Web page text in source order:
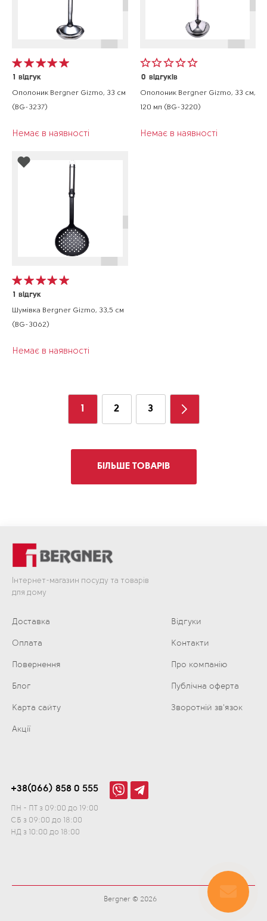
1 відгук
Ополоник Bergner Gizmo, 33 см
(BG-3237)
Немає в наявності
0 відгуків
Ополоник Bergner Gizmo, 33 см,
120 мл (BG-3220)
Немає в наявності
1 відгук
Шумівка Bergner Gizmo, 33,5 см
(BG-3062)
Немає в наявності
1 2 3
БІЛЬШЕ ТОВАРІВ
Інтернет-магазин посуду та товарів
для дому
Доставка Відгуки
Оплата Контакти
Повернення Про компанію
Блог Публічна оферта
Карта сайту Зворотній зв'язок
Акції
+38(066) 858 0 555
ПН - ПТ з 09:00 до 19:00
СБ з 09:00 до 18:00
НД з 10:00 до 18:00
Bergner © 2026